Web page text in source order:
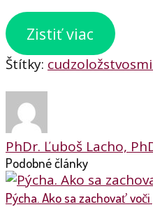
Zistiť viac
Štítky: cudzoložstvo
PhDr. Ľuboš Lacho,
Podobné články
Pýcha. Ako sa zachovať